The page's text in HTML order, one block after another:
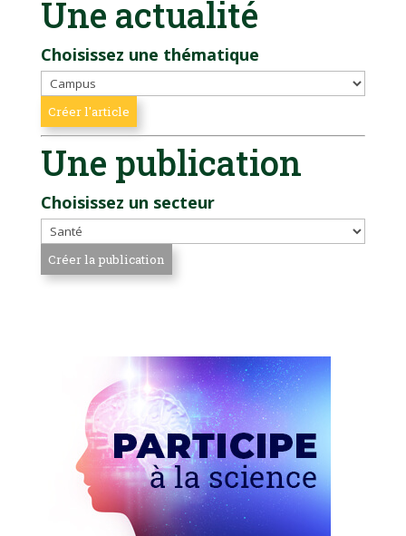
Une actualité
Choisissez une thématique
Une publication
Choisissez un secteur